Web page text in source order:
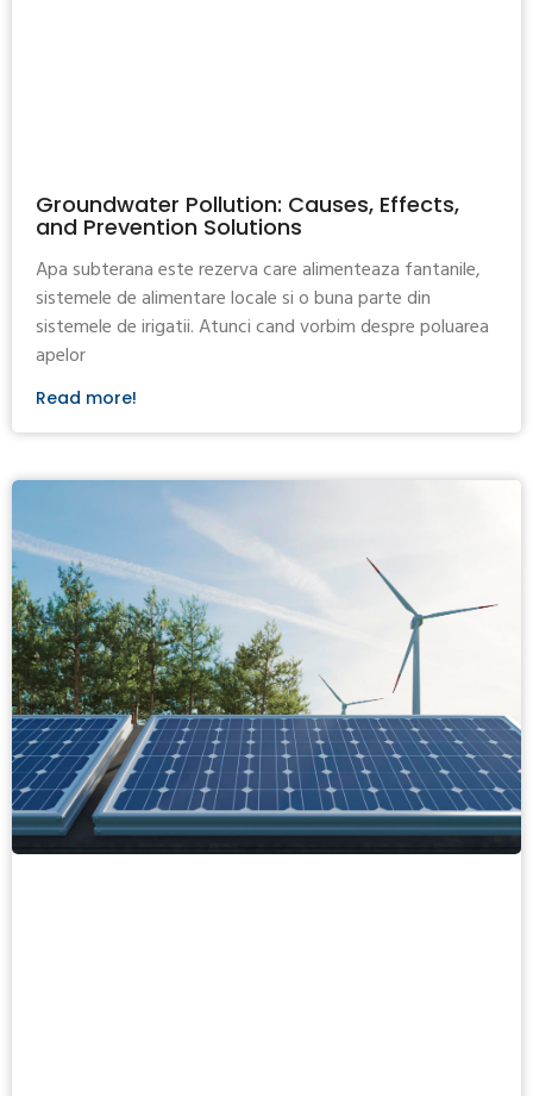
Groundwater Pollution: Causes, Effects,
and Prevention Solutions
Apa subterana este rezerva care alimenteaza fantanile,
sistemele de alimentare locale si o buna parte din
sistemele de irigatii. Atunci cand vorbim despre poluarea
apelor
Read more!